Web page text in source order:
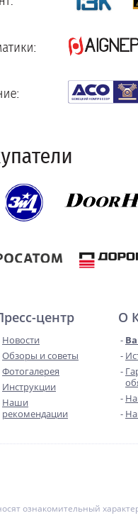
центр
Новости
Обзоры и советы
Фотогалерея
Инструкции
Наши
рекомендации
О
ознакомительный